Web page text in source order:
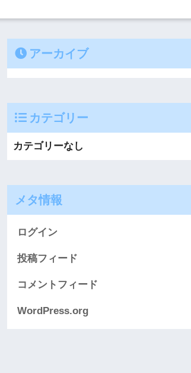
アーカイブ
カテゴリー
カテゴリーなし
メタ情報
ログイン
投稿フィード
コメントフィード
WordPress.org